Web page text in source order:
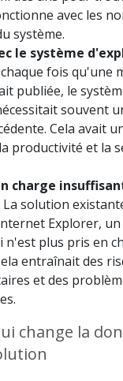
avec les
système.
le système
fois qu'une
publiée, le
souvent
Cela avait
productivité et la
charge
La solution
Explorer,
n'est plus pris en
entraînait des
et des
change la